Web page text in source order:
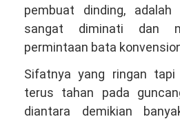
pembuat dinding,
sangat diminati dan
permintaan bata
Sifatnya yang ringan tapi
terus tahan pada
diantara demikian